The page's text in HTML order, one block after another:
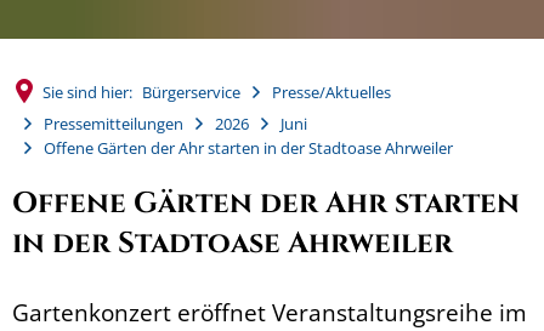
Sie sind hier: Bürgerservice
Presse/Aktuelles
Pressemitteilungen
2026
Juni
Offene Gärten der Ahr starten in der Stadtoase Ahrweiler
Offene Gärten der Ahr starten
in der Stadtoase Ahrweiler
Gartenkonzert eröffnet Veranstaltungsreihe im